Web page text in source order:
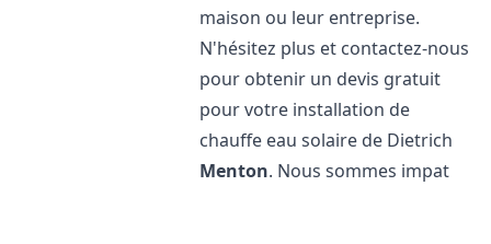
maison ou leur entreprise.
N'hésitez plus et contactez-nous
pour obtenir un devis gratuit
pour votre installation de
chauffe eau solaire de Dietrich
Menton. Nous sommes impat